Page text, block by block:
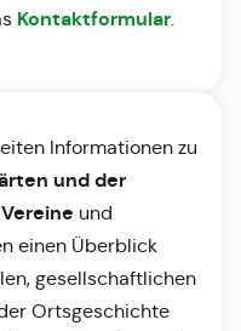
Kontaktformular.
Informationen zu
und der
Vereine und
einen Überblick
gesellschaftlichen
Ortsgeschichte